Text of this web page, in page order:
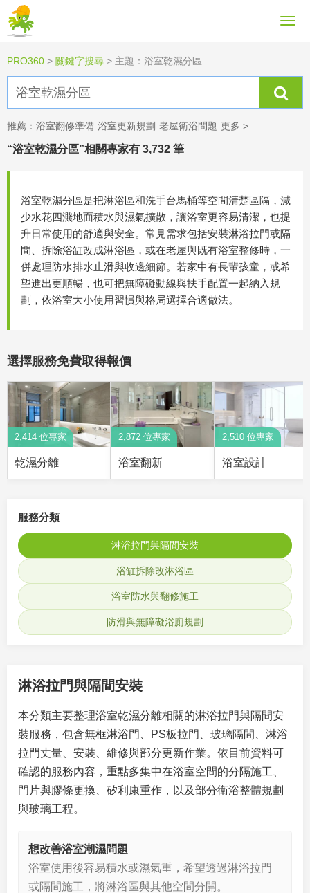
PRO360 > 關鍵字搜尋 > 主題：浴室乾濕分區
推薦： 浴室翻修準備 浴室更新規劃 老屋衛浴問題 更多 >
“浴室乾濕分區”相關專家有 3,732 筆
浴室乾濕分區是把淋浴區和洗手台馬桶等空間清楚區隔，減
少水花四濺地面積水與濕氣擴散，讓浴室更容易清潔，也提
升日常使用的舒適與安全。常見需求包括安裝淋浴拉門或隔
間、拆除浴缸改成淋浴區，或在老屋與既有浴室整修時，一
併處理防水排水止滑與收邊細節。若家中有長輩孩童，或希
望進出更順暢，也可把無障礙動線與扶手配置一起納入規
劃，依浴室大小使用習慣與格局選擇合適做法。
選擇服務免費取得報價
2,414 位專家
乾濕分離
2,872 位專家
浴室翻新
2,510 位專家
浴室設計
服務分類
淋浴拉門與隔間安裝
浴缸拆除改淋浴區
浴室防水與翻修施工
防滑與無障礙浴廁規劃
淋浴拉門與隔間安裝
本分類主要整理浴室乾濕分離相關的淋浴拉門與隔間安
裝服務，包含無框淋浴門、PS板拉門、玻璃隔間、淋浴
拉門丈量、安裝、維修與部分更新作業。依目前資料可
確認的服務內容，重點多集中在浴室空間的分隔施工、
門片與膠條更換、矽利康重作，以及部分衛浴整體規劃
與玻璃工程。
想改善浴室潮濕問題
浴室使用後容易積水或濕氣重，希望透過淋浴拉門
或隔間施工，將淋浴區與其他空間分開。